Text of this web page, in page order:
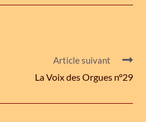
Article suivant
La Voix des Orgues n°29